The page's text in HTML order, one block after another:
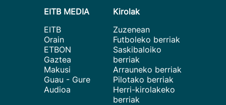
EITB MEDIA
EITB
Orain
ETBON
Gaztea
Makusi
Guau - Gure
Audioa
Kirolak
Zuzenean
Futboleko berriak
Saskibaloiko
berriak
Arrauneko berriak
Pilotako berriak
Herri-kirolakeko
berriak